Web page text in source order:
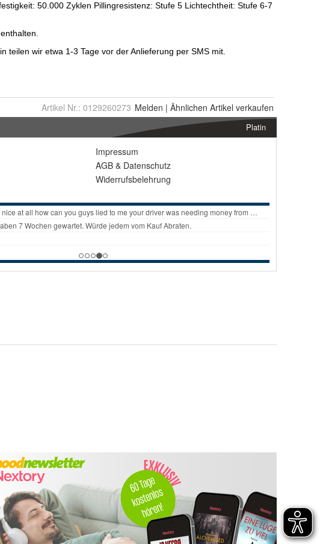
Artikel Nr.: 0129260273 Melden | Ähnlichen Artikel verkaufen
Platin
Impressum
AGB & Datenschutz
Widerrufsbelehrung